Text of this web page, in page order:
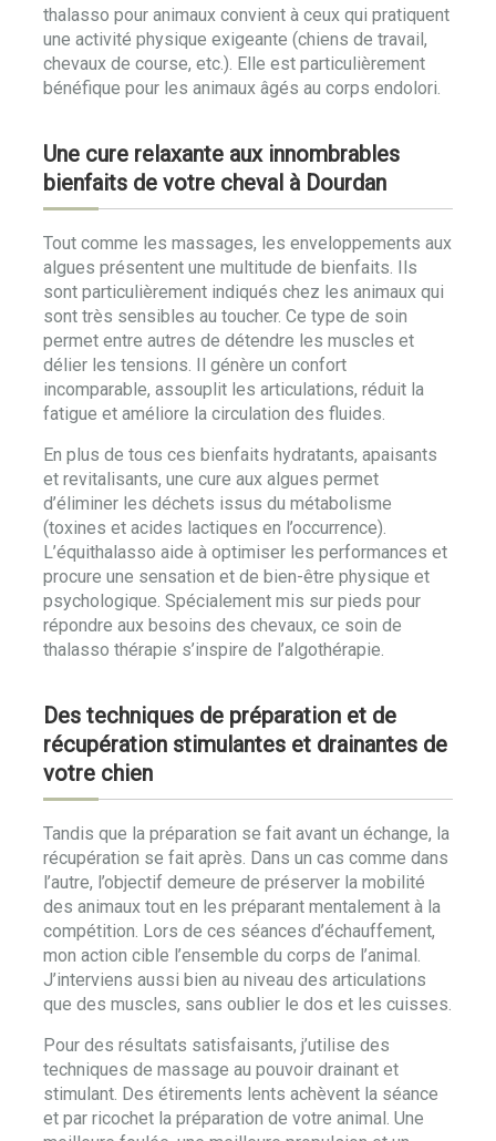
thalasso pour animaux convient à ceux qui pratiquent
une activité physique exigeante (chiens de travail,
chevaux de course, etc.). Elle est particulièrement
bénéfique pour les animaux âgés au corps endolori.
Une cure relaxante aux innombrables
bienfaits de votre cheval à Dourdan
Tout comme les massages, les enveloppements aux
algues présentent une multitude de bienfaits. Ils
sont particulièrement indiqués chez les animaux qui
sont très sensibles au toucher. Ce type de soin
permet entre autres de détendre les muscles et
délier les tensions. Il génère un confort
incomparable, assouplit les articulations, réduit la
fatigue et améliore la circulation des fluides.
En plus de tous ces bienfaits hydratants, apaisants
et revitalisants, une cure aux algues permet
d’éliminer les déchets issus du métabolisme
(toxines et acides lactiques en l’occurrence).
L’équithalasso aide à optimiser les performances et
procure une sensation et de bien-être physique et
psychologique. Spécialement mis sur pieds pour
répondre aux besoins des chevaux, ce soin de
thalasso thérapie s’inspire de l’algothérapie.
Des techniques de préparation et de
récupération stimulantes et drainantes de
votre chien
Tandis que la préparation se fait avant un échange, la
récupération se fait après. Dans un cas comme dans
l’autre, l’objectif demeure de préserver la mobilité
des animaux tout en les préparant mentalement à la
compétition. Lors de ces séances d’échauffement,
mon action cible l’ensemble du corps de l’animal.
J’interviens aussi bien au niveau des articulations
que des muscles, sans oublier le dos et les cuisses.
Pour des résultats satisfaisants, j’utilise des
techniques de massage au pouvoir drainant et
stimulant. Des étirements lents achèvent la séance
et par ricochet la préparation de votre animal. Une